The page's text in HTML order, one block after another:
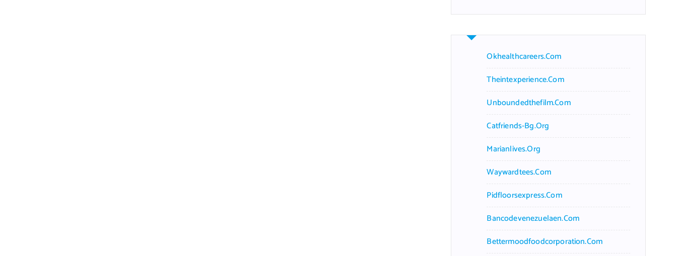
Okhealthcareers.com
Theintexperience.com
Unboundedthefilm.com
Catfriends-Bg.org
Marianlives.org
Waywardtees.com
Pidfloorsexpress.com
Bancodevenezuelaen.com
Bettermoodfoodcorporation.com